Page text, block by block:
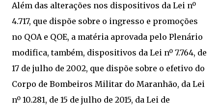
Além das alterações nos dispositivos da Lei nº
4.717, que dispõe sobre o ingresso e promoções
no QOA e QOE, a matéria aprovada pelo Plenário
modifica, também, dispositivos da Lei nº 7.764, de
17 de julho de 2002, que dispõe sobre o efetivo do
Corpo de Bombeiros Militar do Maranhão, da Lei
nº 10.281, de 15 de julho de 2015, da Lei de